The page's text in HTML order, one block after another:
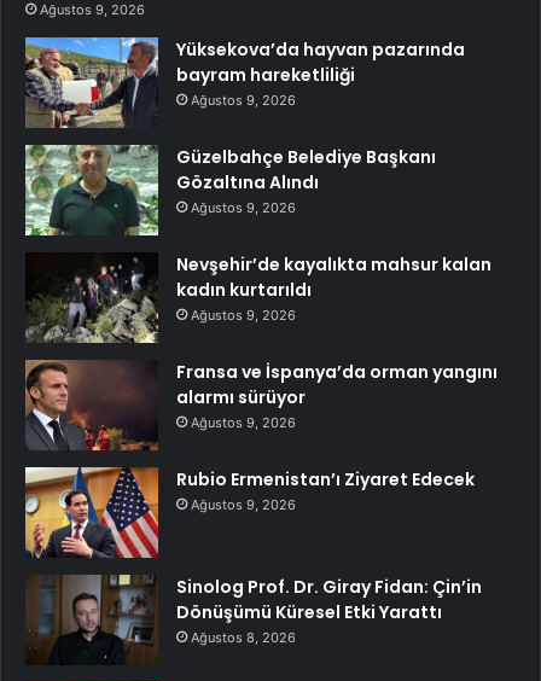
Ağustos 9, 2026
Yüksekova’da hayvan pazarında
bayram hareketliliği
Ağustos 9, 2026
Güzelbahçe Belediye Başkanı
Gözaltına Alındı
Ağustos 9, 2026
Nevşehir’de kayalıkta mahsur kalan
kadın kurtarıldı
Ağustos 9, 2026
Fransa ve İspanya’da orman yangını
alarmı sürüyor
Ağustos 9, 2026
Rubio Ermenistan’ı Ziyaret Edecek
Ağustos 9, 2026
Sinolog Prof. Dr. Giray Fidan: Çin’in
Dönüşümü Küresel Etki Yarattı
Ağustos 8, 2026